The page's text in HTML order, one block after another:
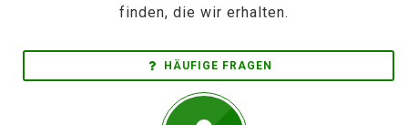
finden, die wir erhalten.
HÄUFIGE FRAGEN